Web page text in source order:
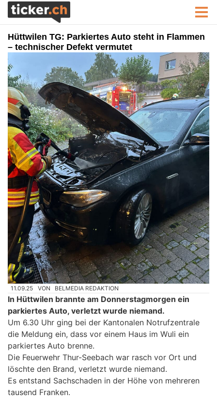
Hüttwilen TG: Parkiertes Auto steht in Flammen
– technischer Defekt vermutet
11.09.25 VON BELMEDIA REDAKTION
In Hüttwilen brannte am Donnerstagmorgen ein
parkiertes Auto, verletzt wurde niemand.
Um 6.30 Uhr ging bei der Kantonalen Notrufzentrale
die Meldung ein, dass vor einem Haus im Wuli ein
parkiertes Auto brenne.
Die Feuerwehr Thur-Seebach war rasch vor Ort und
löschte den Brand, verletzt wurde niemand.
Es entstand Sachschaden in der Höhe von mehreren
tausend Franken.